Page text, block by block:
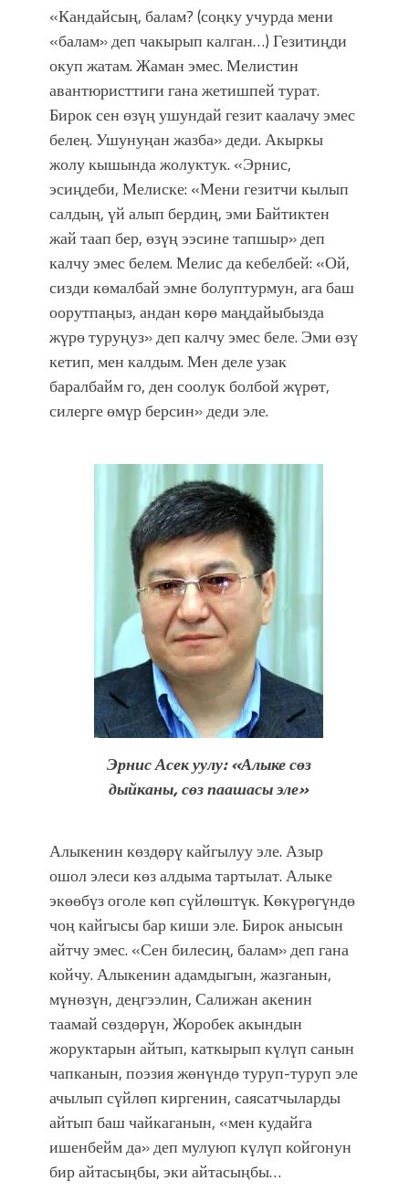
«Кандайсың, балам? (соңку учурда мени
«балам» деп чакырып калган…) Гезитиңди
окуп жатам. Жаман эмес. Мелистин
авантюристтиги гана жетишпей турат.
Бирок сен өзүң ушундай гезит каалачу эмес
белең. Ушунуңан жазба» деди. Акыркы
жолу кышында жолуктук. «Эрнис,
эсиңдеби, Мелиске: «Мени гезитчи кылып
салдың, үй алып бердиң, эми Байтиктен
жай таап бер, өзүң ээсине тапшыр» деп
калчу эмес белем. Мелис да кебелбей: «Ой,
сизди көмалбай эмне болуптурмун, ага баш
оорутпаңыз, андан көрө маңдайыбызда
жүрө туруңуз» деп калчу эмес беле. Эми өзү
кетип, мен калдым. Мен деле узак
баралбайм го, ден соолук болбой жүрөт,
силерге өмүр берсин» деди эле.
Эрнис Асек уулу: «Алыке сөз
дыйканы, сөз паашасы эле»
Алыкенин көздөрү кайгылуу эле. Азыр
ошол элеси көз алдыма тартылат. Алыке
экөөбүз оголе көп сүйлөштүк. Көкүрөгүндө
чоң кайгысы бар киши эле. Бирок анысын
айтчу эмес. «Сен билесиң, балам» деп гана
койчу. Алыкенин адамдыгын, жазганын,
мүнөзүн, деңгээлин, Салижан акенин
таамай сөздөрүн, Жоробек акындын
жоруктарын айтып, каткырып күлүп санын
чапканын, поэзия жөнүндө туруп-туруп эле
ачылып сүйлөп киргенин, саясатчыларды
айтып баш чайкаганын, «мен кудайга
ишенбейм да» деп мулуюп күлүп койгонун
бир айтасыңбы, эки айтасыңбы…